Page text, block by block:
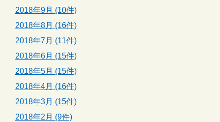
2018年9月 (10件)
2018年8月 (16件)
2018年7月 (11件)
2018年6月 (15件)
2018年5月 (15件)
2018年4月 (16件)
2018年3月 (15件)
2018年2月 (9件)